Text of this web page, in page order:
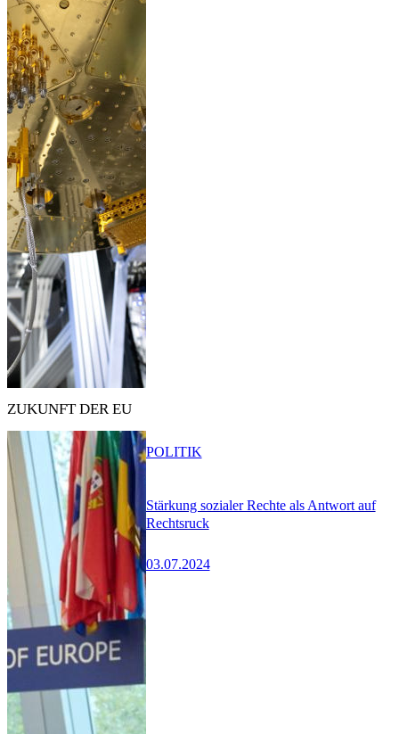
ZUKUNFT DER EU
Stärkung sozialer Rechte als Antwort auf
Rechtsruck
03.07.2024
POLITIK